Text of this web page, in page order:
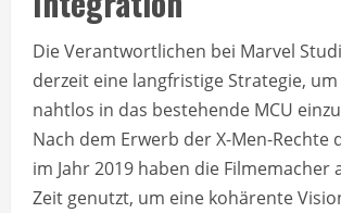
Die Verantwortlichen bei Marvel
derzeit eine langfristige Strategie,
nahtlos in das bestehende MCU
Nach dem Erwerb der X-Men-Rechte
im Jahr 2019 haben die Filmemacher
Zeit genutzt, um eine kohärente